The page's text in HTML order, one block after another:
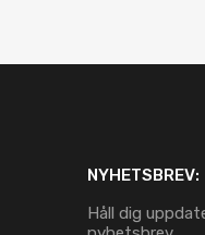
NYHETSBREV:
Håll dig